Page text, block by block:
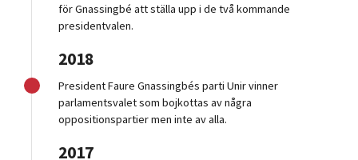
för Gnassingbé att ställa upp i de två kommande
presidentvalen.
2018
President Faure Gnassingbés parti Unir vinner
parlamentsvalet som bojkottas av några
oppositionspartier men inte av alla.
2017